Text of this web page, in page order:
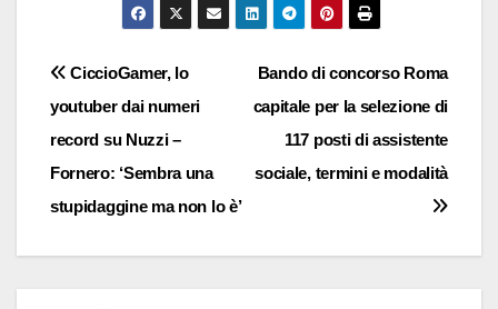
Navigazione
articoli
Bando di concorso Roma
capitale per la selezione di
117 posti di assistente
sociale, termini e modalità
CiccioGamer, lo
youtuber dai numeri
record su Nuzzi –
Fornero: ‘Sembra una
stupidaggine ma non lo è’